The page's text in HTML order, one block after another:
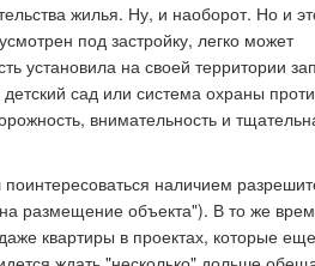
жилья. Ну, и наоборот. Но и
под застройку, легко может
установила на своей территории
сад или система охраны
внимательность и
наличием
размещение объекта"). В то же
квартиры в проектах, которые